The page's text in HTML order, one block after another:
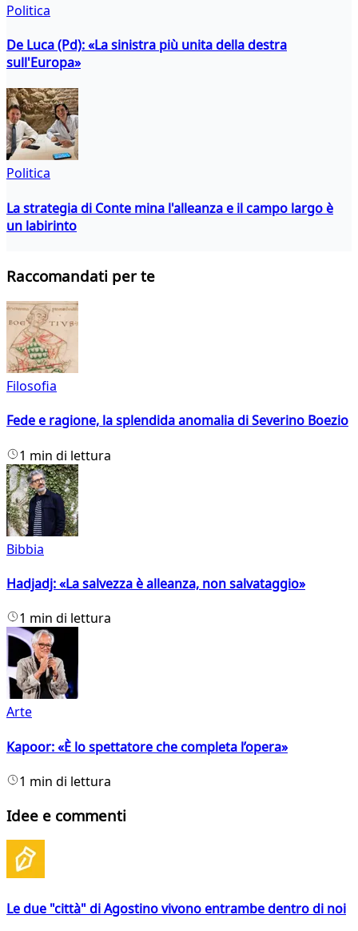
Politica
De Luca (Pd): «La sinistra più unita della destra
sull'Europa»
Politica
La strategia di Conte mina l'alleanza e il campo largo è
un labirinto
Raccomandati per te
Filosofia
Fede e ragione, la splendida anomalia di Severino Boezio
1 min di lettura
Bibbia
Hadjadj: «La salvezza è alleanza, non salvataggio»
1 min di lettura
Arte
Kapoor: «È lo spettatore che completa l’opera»
1 min di lettura
Idee e commenti
Le due "città" di Agostino vivono entrambe dentro di noi